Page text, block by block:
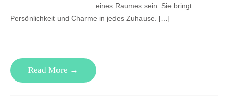
eines Raumes sein. Sie bringt
Persönlichkeit und Charme in jedes Zuhause. […]
Read More →